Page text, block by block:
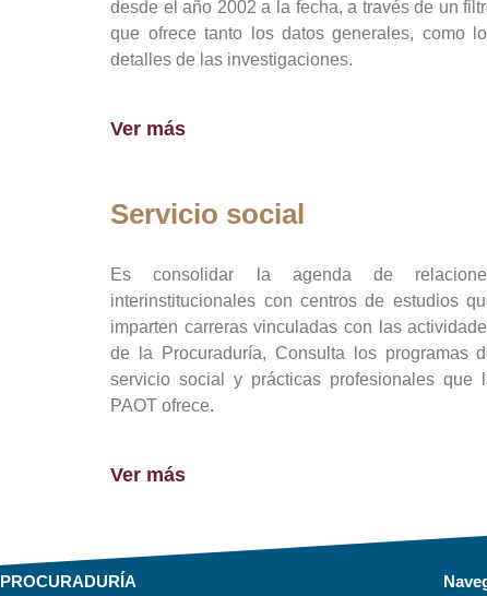
desde el año 2002 a la fecha, a través de un
que ofrece tanto los datos generales, como
detalles de las investigaciones.
Ver más
Servicio social
Es consolidar la agenda de
interinstitucionales con centros de estudios
imparten carreras vinculadas con las
de la Procuraduría, Consulta los programas
servicio social y prácticas profesionales que
PAOT ofrece.
Ver más
PROCURADURÍA